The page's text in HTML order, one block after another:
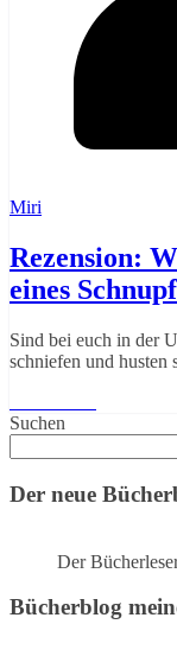
Miri
Rezension:
eines
Sind bei euch in der
schniefen und husten
Suchen
Der neue
Der
Bücherblog